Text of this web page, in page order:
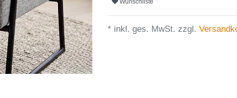
* inkl. ges. MwSt. zzgl.